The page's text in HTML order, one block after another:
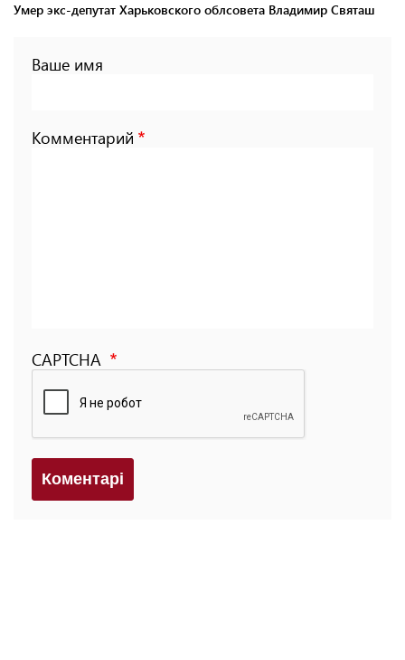
Умер экс-депутат Харьковского облсовета Владимир Святаш
Ваше имя
Комментарий
CAPTCHA
Коментарi